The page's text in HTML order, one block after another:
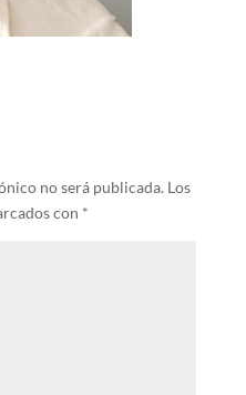
no será publicada. Los
con *